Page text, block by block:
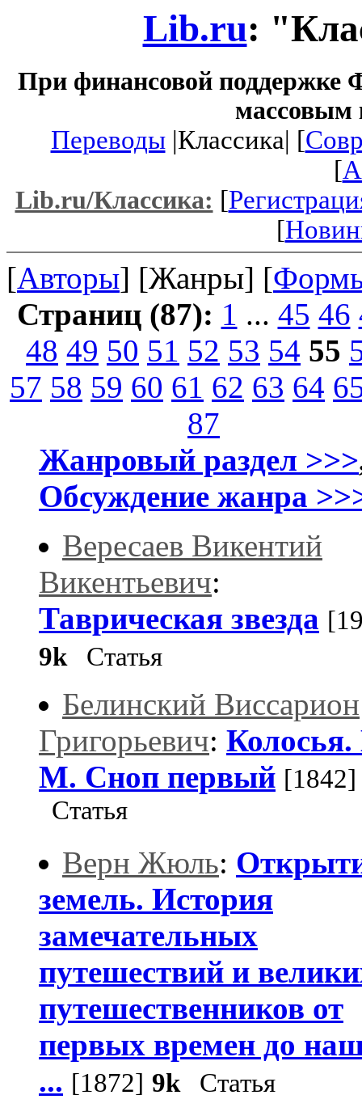
Lib.ru:
При финансовой поддержке
массовым
Переводы|Классика| [
[
Lib.ru/Классика: [
[
[Авторы] [Жанры] [
Страниц (87): 1 ... 45 46
48 49 50 51 52 53 54 55
57 58 59 60 61 62 63 64
87
Жанровый раздел >>>
Обсуждение жанра
Вересаев Викентий
Викентьевич:
Таврическая звезда
9kСтатья
Белинский Виссарион
Григорьевич:
M. Сноп первый [1842]
Статья
Верн Жюль:
земель. История
замечательных
путешествий и
путешественников от
первых времен до
... [1872] 9kСтатья